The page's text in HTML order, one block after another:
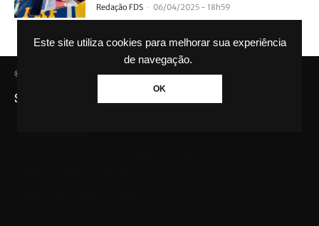
Este site utiliza cookies para melhorar sua experiência
de navegação.
OK
Redação FDS - 06/04/2025 - 18h59
© Agência GBC. Aqui tem notícia. Todos os direitos reservados.
SAIBA MAIS SOBRE A AGÊNCIA GBC